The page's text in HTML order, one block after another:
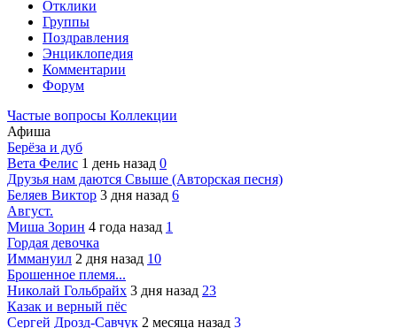
Отклики
Группы
Поздравления
Энциклопедия
Комментарии
Форум
Частые вопросы Коллекции
Афиша
Берёза и дуб
Вета Фелис 1 день назад 0
Друзья нам даются Свыше (Авторская песня)
Беляев Виктор 3 дня назад 6
Август.
Миша Зорин 4 года назад 1
Гордая девочка
Иммануил 2 дня назад 10
Брошенное племя...
Николай Гольбрайх 3 дня назад 23
Казак и верный пёс
Сергей Дрозд-Савчук 2 месяца назад 3